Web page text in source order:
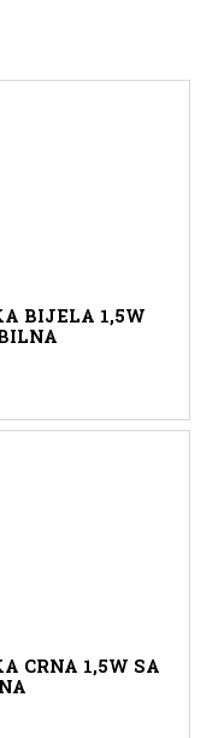
BIJELA 1,5W
CRNA 1,5W SA